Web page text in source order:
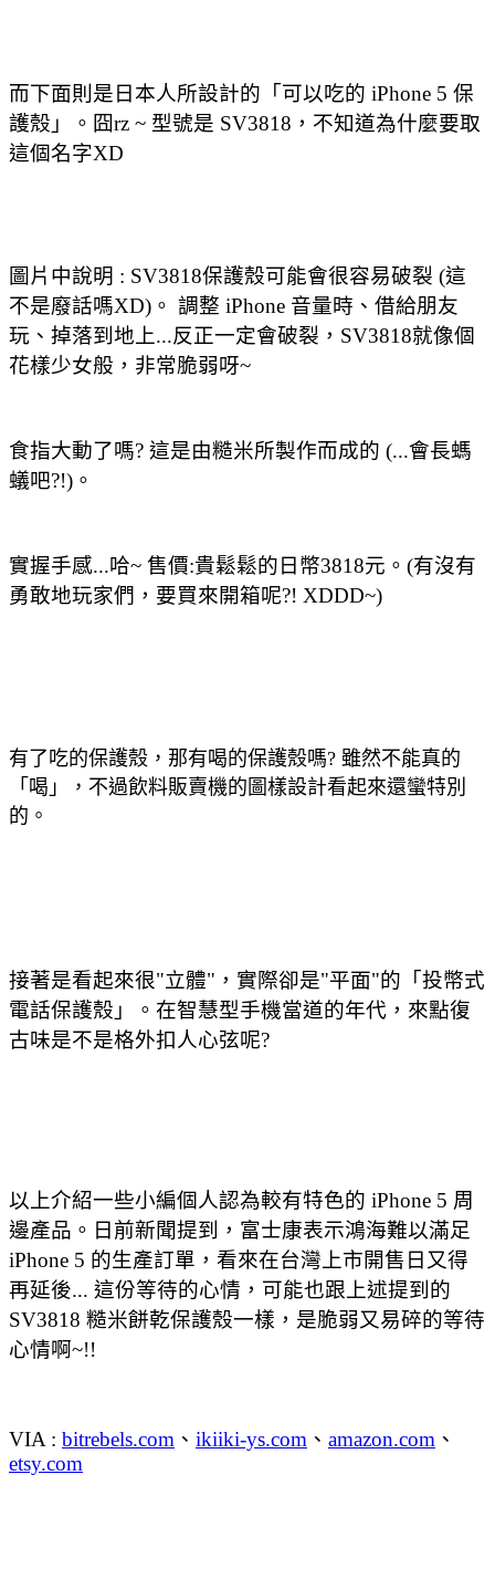
而下面則是日本人所設計的「可以吃的 iPhone 5 保
護殼」。囧rz ~ 型號是 SV3818，不知道為什麼要取
這個名字XD
圖片中說明 : SV3818保護殼可能會很容易破裂 (這
不是廢話嗎XD)。 調整 iPhone 音量時、借給朋友
玩、掉落到地上...反正一定會破裂，SV3818就像個
花樣少女般，非常脆弱呀~
食指大動了嗎? 這是由糙米所製作而成的 (...會長螞
蟻吧?!)。
實握手感...哈~ 售價:貴鬆鬆的日幣3818元。(有沒有
勇敢地玩家們，要買來開箱呢?! XDDD~)
有了吃的保護殼，那有喝的保護殼嗎? 雖然不能真的
「喝」，不過飲料販賣機的圖樣設計看起來還蠻特別
的。
接著是看起來很"立體"，實際卻是"平面"的「投幣式
電話保護殼」。在智慧型手機當道的年代，來點復
古味是不是格外扣人心弦呢?
以上介紹一些小編個人認為較有特色的 iPhone 5 周
邊產品。日前新聞提到，富士康表示鴻海難以滿足
iPhone 5 的生產訂單，看來在台灣上市開售日又得
再延後... 這份等待的心情，可能也跟上述提到的
SV3818 糙米餅乾保護殼一樣，是脆弱又易碎的等待
心情啊~!!
VIA : bitrebels.com 、 ikiiki-ys.com 、 amazon.com 、
etsy.com